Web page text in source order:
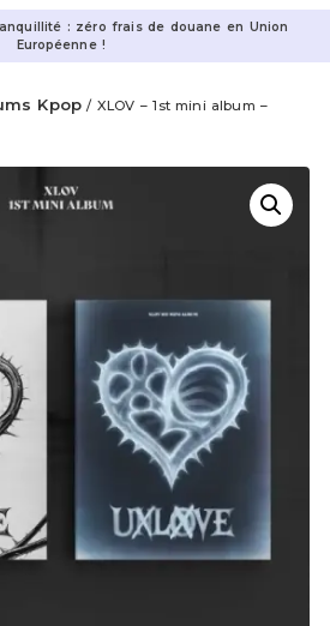
: zéro frais de douane en Union
Européenne !
Kpop/ XLOV – 1st mini album –